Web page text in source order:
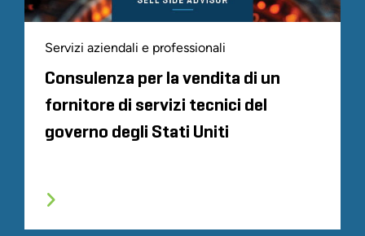
Servizi aziendali e professionali
Consulenza per la vendita di un
fornitore di servizi tecnici del
governo degli Stati Uniti